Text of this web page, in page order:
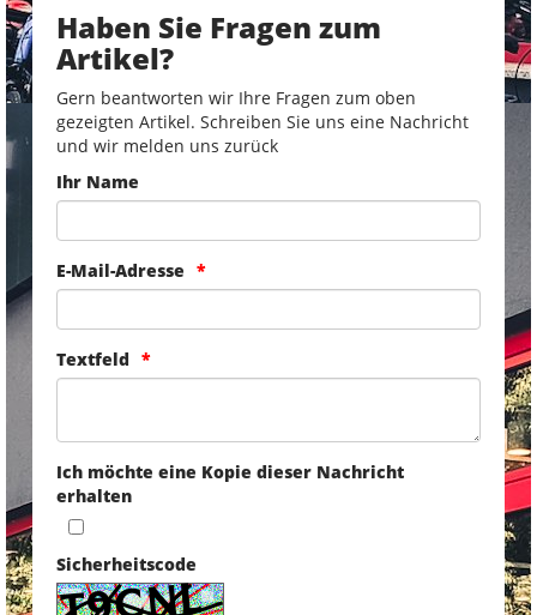
Haben Sie Fragen zum
Artikel?
Gern beantworten wir Ihre Fragen zum oben
gezeigten Artikel. Schreiben Sie uns eine Nachricht
und wir melden uns zurück
Ihr Name
E-Mail-Adresse
Textfeld
Ich möchte eine Kopie dieser Nachricht
erhalten
Sicherheitscode